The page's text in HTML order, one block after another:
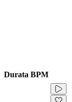
Durata BPM